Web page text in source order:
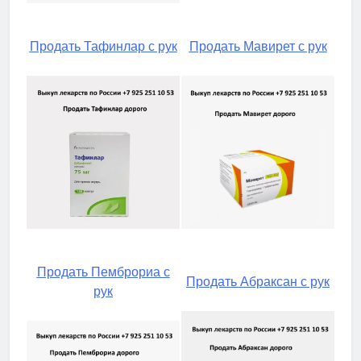
Продать Тафинлар с рук Продать Мавирет с рук
Продать Пемброриа с
рук
Продать Абраксан с рук